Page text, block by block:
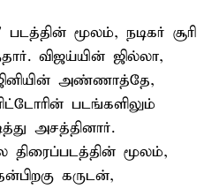
மூலம், நடிகர் சூரி
விஜய்யின் ஜில்லா,
அண்ணாத்தே,
படங்களிலும்
அசத்தினார்.
திரைப்படத்தின் மூலம்,
கருடன்,